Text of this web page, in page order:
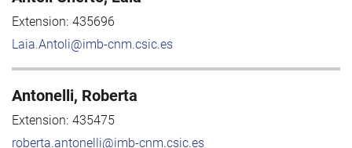
Extension: 435696
Laia.Antoli@imb-cnm.csic.es
Antonelli, Roberta
Extension: 435475
roberta.antonelli@imb-cnm.csic.es